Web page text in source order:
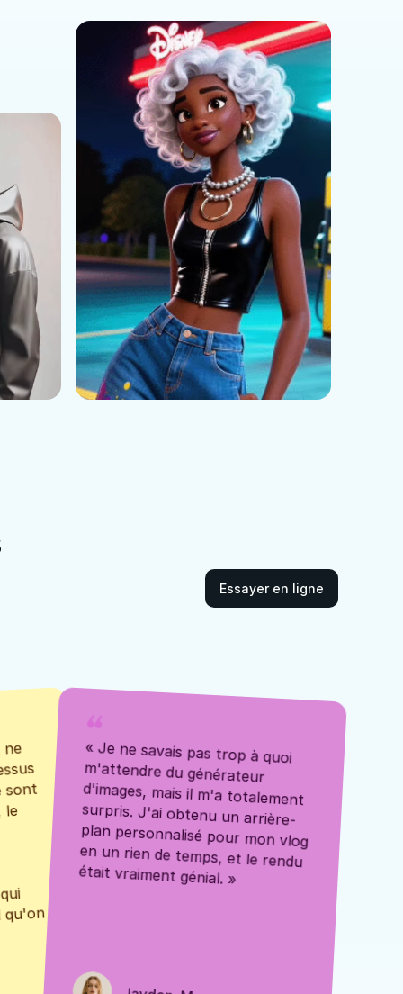
Essayer en ligne
sont
le
m'attendre du générateur
d'images, mais il m'a totalement
surpris. J'ai obtenu un arrière-
était vraiment génial. »